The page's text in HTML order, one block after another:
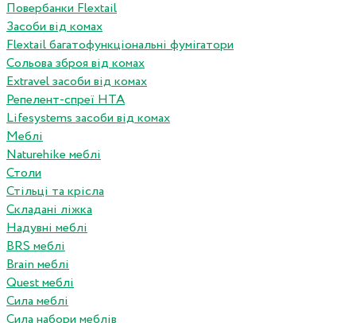
Повербанки Flextail
Засоби від комах
Flextail багатофункціональні фумігатори
Сольова зброя від комах
Extravel засоби від комах
Репелент-спреї HTA
Lifesystems засоби від комах
Меблі
Naturehike меблі
Столи
Стільці та крісла
Складані ліжка
Надувні меблі
BRS меблі
Brain меблі
Quest меблі
Сила меблі